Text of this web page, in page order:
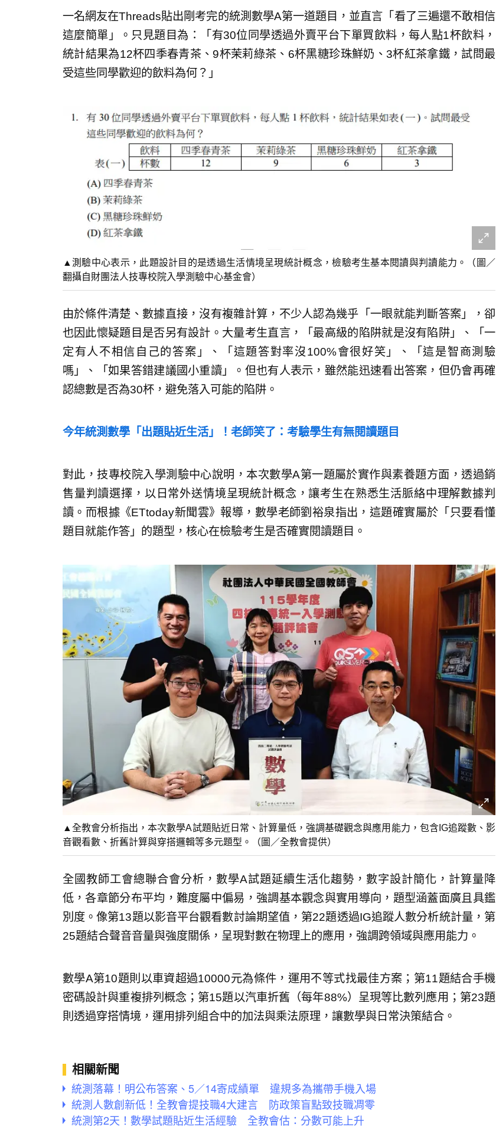
一名網友在Threads貼出剛考完的統測數學A第一道題目，並直言「看了三遍還不敢相信
這麼簡單」。只見題目為：「有30位同學透過外賣平台下單買飲料，每人點1杯飲料，
統計結果為12杯四季春青茶、9杯茉莉綠茶、6杯黑糖珍珠鮮奶、3杯紅茶拿鐵，試問最
受這些同學歡迎的飲料為何？」
▲測驗中心表示，此題設計目的是透過生活情境呈現統計概念，檢驗考生基本閱讀與判讀能力。（圖／
翻攝自財團法人技專校院入學測驗中心基金會）
由於條件清楚、數據直接，沒有複雜計算，不少人認為幾乎「一眼就能判斷答案」，卻
也因此懷疑題目是否另有設計。大量考生直言，「最高級的陷阱就是沒有陷阱」、「一
定有人不相信自己的答案」、「這題答對率沒100%會很好笑」、「這是智商測驗
嗎」、「如果答錯建議國小重讀」。但也有人表示，雖然能迅速看出答案，但仍會再確
認總數是否為30杯，避免落入可能的陷阱。
今年統測數學「出題貼近生活」！老師笑了：考驗學生有無閱讀題目
對此，技專校院入學測驗中心說明，本次數學A第一題屬於實作與素養題方面，透過銷
售量判讀選擇，以日常外送情境呈現統計概念，讓考生在熟悉生活脈絡中理解數據判
讀。而根據《ETtoday新聞雲》報導，數學老師劉裕泉指出，這題確實屬於「只要看懂
題目就能作答」的題型，核心在檢驗考生是否確實閱讀題目。
▲全教會分析指出，本次數學A試題貼近日常、計算量低，強調基礎觀念與應用能力，包含IG追蹤數、影
音觀看數、折舊計算與穿搭邏輯等多元題型。（圖／全教會提供）
全國教師工會總聯合會分析，數學A試題延續生活化趨勢，數字設計簡化，計算量降
低，各章節分布平均，難度屬中偏易，強調基本觀念與實用導向，題型涵蓋面廣且具鑑
別度。像第13題以影音平台觀看數討論期望值，第22題透過IG追蹤人數分析統計量，第
25題結合聲音音量與強度關係，呈現對數在物理上的應用，強調跨領域與應用能力。
數學A第10題則以車資超過10000元為條件，運用不等式找最佳方案；第11題結合手機
密碼設計與重複排列概念；第15題以汽車折舊（每年88%）呈現等比數列應用；第23題
則透過穿搭情境，運用排列組合中的加法與乘法原理，讓數學與日常決策結合。
相關新聞
統測落幕！明公布答案、5／14寄成績單 違規多為攜帶手機入場
統測人數創新低！全教會提技職4大建言 防政策盲點致技職凋零
統測第2天！數學試題貼近生活經驗 全教會估：分數可能上升